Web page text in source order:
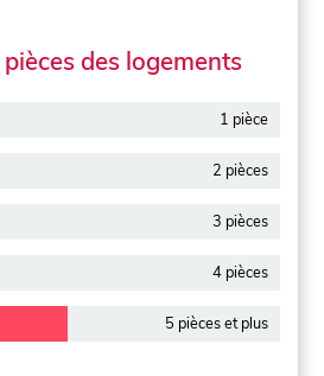
des logements
1 pièce
2 pièces
3 pièces
4 pièces
5 pièces et plus